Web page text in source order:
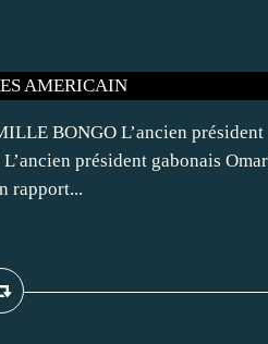
BONGO L’ancien président
président gabonais
rapport...